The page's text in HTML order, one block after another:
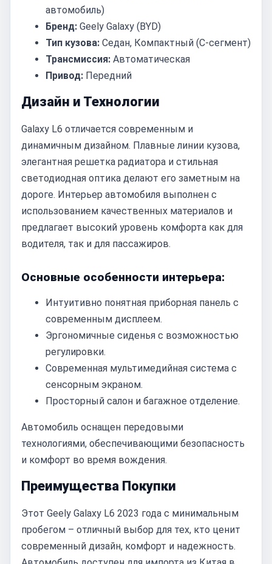
автомобиль)
Бренд: Geely Galaxy (BYD)
Тип кузова: Седан, Компактный (C-сегмент)
Трансмиссия: Автоматическая
Привод: Передний
Дизайн и Технологии
Galaxy L6 отличается современным и
динамичным дизайном. Плавные линии кузова,
элегантная решетка радиатора и стильная
светодиодная оптика делают его заметным на
дороге. Интерьер автомобиля выполнен с
использованием качественных материалов и
предлагает высокий уровень комфорта как для
водителя, так и для пассажиров.
Основные особенности интерьера:
Интуитивно понятная приборная панель с
современным дисплеем.
Эргономичные сиденья с возможностью
регулировки.
Современная мультимедийная система с
сенсорным экраном.
Просторный салон и багажное отделение.
Автомобиль оснащен передовыми
технологиями, обеспечивающими безопасность
и комфорт во время вождения.
Преимущества Покупки
Этот Geely Galaxy L6 2023 года с минимальным
пробегом – отличный выбор для тех, кто ценит
современный дизайн, комфорт и надежность.